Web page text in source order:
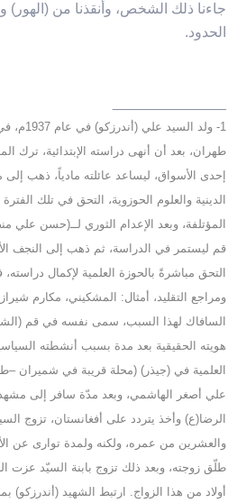
جاءنا ذلك الشخص، وأنقذنا من (الهور)
الحدود.
1- ولد
طهران، بعد أن أنهى دراسته الإبتدائية،
إحدى الأسواق، ليساعد عائلته مادياً، ذهب
الدينية والعلوم الحوزوية، التحق في تلك
المؤتلفة، وبعد الإعدام الثوري لــ(حسن علي
قم ليستمر في الدراسة، ثم ذهب إلى النجف
التحق مباشرةً بالحوزة العلمية لإكمال
ومراجع التقليد، أمثال: المشكيني، مكارم
السافاك لهذا السبب، سمى نفسه في قم
هويته الحقيقية بعد مدة بسبب أنشطته
العلمية في (جيذر) (محلة قريبة في شميران
علي أصغر الهاشمي، وبعد مدّة سافر إلى مشهد
الرضا(ع) وأخذ يتردد على أفغانستان، تزوج
والعشرين من عمره، ولكنه ولمدة توارى عن
طلّق زوجته، وبعد ذلك تزوج بابنة السيّد عزت
أولاد من هذا الزواج. ارتبط الشهيد